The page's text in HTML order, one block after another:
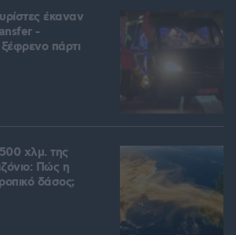
έκαναν
-
πάρτι
χλμ. της
Πώς η
δάσος;